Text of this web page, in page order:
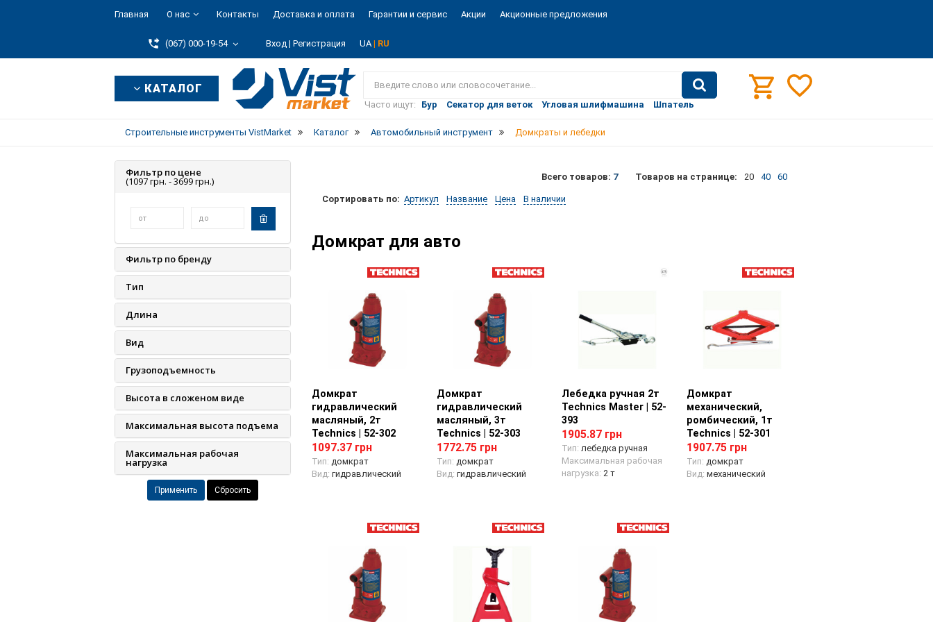
Главная О нас Контакты Доставка и оплата Гарантии и сервис Акции Акционные предложения
(067) 000-19-54 Вход | Регистрация UA| RU
КАТАЛОГ
market
Часто ищут: Бур Секатор для веток Угловая шлифмашина Шпатель
Строительные инструменты VistMarket Каталог Автомобильный инструмент Домкраты и лебедки
Фильтр по цене
(1097 грн. -3699 грн.)
Фильтр по бренду
Тип
Длина
Вид
Грузоподъемность
Высота в сложеном виде
Максимальная высота подъема
Максимальная рабочая
нагрузка
Сбросить
Товаров на странице: 20 40 60
Всего товаров: 7
Сортировать по: Артикул Название Цена В наличии
Домкрат для авто
Просмотр товара
Домкрат
гидравлический
масляный, 2т
Technics | 52-302
1097.37 грн
Тип: домкрат
Вид: гидравлический
Просмотр товара
Домкрат
гидравлический
масляный, 3т
Technics | 52-303
1772.75 грн
Тип: домкрат
Вид: гидравлический
Просмотр товара
Лебедка ручная 2т
Technics Master | 52-
393
1905.87 грн
Тип: лебедка ручная
Максимальная рабочая
нагрузка: 2 т
Просмотр товара
Домкрат
механический,
ромбический, 1т
Technics | 52-301
1907.75 грн
Тип: домкрат
Вид: механический